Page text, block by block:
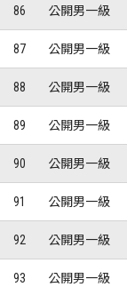
86 公開男一級
87 公開男一級
88 公開男一級
89 公開男一級
90 公開男一級
91 公開男一級
92 公開男一級
93 公開男一級